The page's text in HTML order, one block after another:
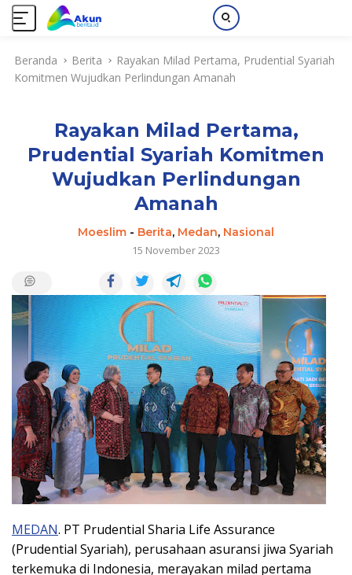
Beranda Berita
Rayakan Milad Pertama, Prudential Syariah
Komitmen Wujudkan Perlindungan Amanah
Rayakan Milad Pertama,
Prudential Syariah Komitmen
Wujudkan Perlindungan
Amanah
Moeslim - Berita, Medan, Nasional
15 November 2023
MEDAN. PT Prudential Sharia Life Assurance
(Prudential Syariah), perusahaan asuransi jiwa Syariah
terkemuka di Indonesia, merayakan milad pertama